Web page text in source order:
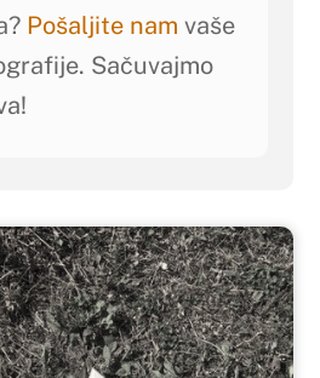
Pošaljite nam vaše
Sačuvajmo